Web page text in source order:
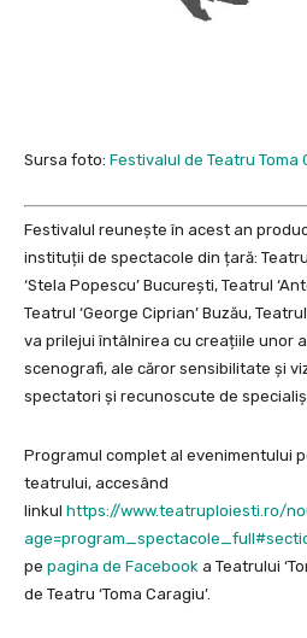
Sursa foto: Festivalul de Teatru Toma
Festivalul reunește în acest an
instituții de spectacole din țară:
‘Stela Popescu’ București, Teatrul
Teatrul ‘George Ciprian’ Buzău,
va prilejui întâlnirea cu creațiile unor
scenografi, ale căror sensibilitate și
spectatori și recunoscute de
Programul complet al evenimentului
teatrului, accesând
linkul https://www.teatruploiesti.ro/
pe pagina de Facebook a Teatrului
de Teatru ‘Toma Caragiu’.